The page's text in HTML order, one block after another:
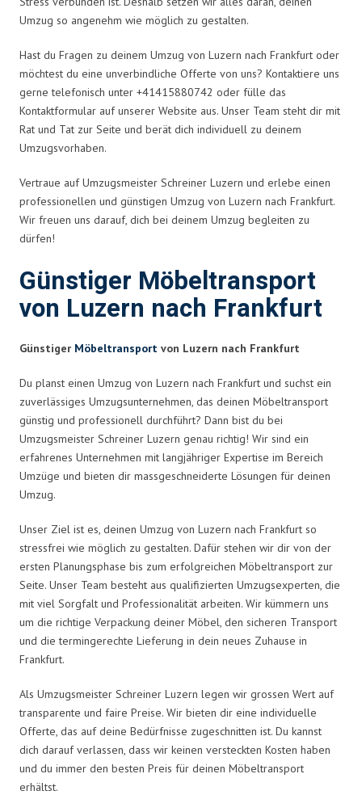
Umzug so angenehm wie möglich zu gestalten.
Hast du Fragen zu deinem Umzug von Luzern nach Frankfurt oder
möchtest du eine unverbindliche Offerte von uns? Kontaktiere uns
gerne telefonisch unter +41415880742 oder fülle das
Kontaktformular auf unserer Website aus. Unser Team steht dir mit
Rat und Tat zur Seite und berät dich individuell zu deinem
Umzugsvorhaben.
Vertraue auf Umzugsmeister Schreiner Luzern und erlebe einen
professionellen und günstigen Umzug von Luzern nach Frankfurt.
Wir freuen uns darauf, dich bei deinem Umzug begleiten zu
dürfen!
Günstiger Möbeltransport
von Luzern nach Frankfurt
Günstiger Möbeltransport von Luzern nach Frankfurt
Du planst einen Umzug von Luzern nach Frankfurt und suchst ein
zuverlässiges Umzugsunternehmen, das deinen Möbeltransport
günstig und professionell durchführt? Dann bist du bei
Umzugsmeister Schreiner Luzern genau richtig! Wir sind ein
erfahrenes Unternehmen mit langjähriger Expertise im Bereich
Umzüge und bieten dir massgeschneiderte Lösungen für deinen
Umzug.
Unser Ziel ist es, deinen Umzug von Luzern nach Frankfurt so
stressfrei wie möglich zu gestalten. Dafür stehen wir dir von der
ersten Planungsphase bis zum erfolgreichen Möbeltransport zur
Seite. Unser Team besteht aus qualifizierten Umzugsexperten, die
mit viel Sorgfalt und Professionalität arbeiten. Wir kümmern uns
um die richtige Verpackung deiner Möbel, den sicheren Transport
und die termingerechte Lieferung in dein neues Zuhause in
Frankfurt.
Als Umzugsmeister Schreiner Luzern legen wir grossen Wert auf
transparente und faire Preise. Wir bieten dir eine individuelle
Offerte, das auf deine Bedürfnisse zugeschnitten ist. Du kannst
dich darauf verlassen, dass wir keinen versteckten Kosten haben
und du immer den besten Preis für deinen Möbeltransport
erhältst.